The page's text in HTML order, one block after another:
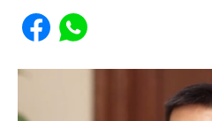
Share to Facebook
Share to WhatsApp